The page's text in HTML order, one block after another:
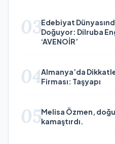
03Edebiyat
Doğuyor: Dilruba
‘AVENOİR’
04Almanya’da
Firması: Taşyapı
05Melisa Özmen,
kamaştırdı.